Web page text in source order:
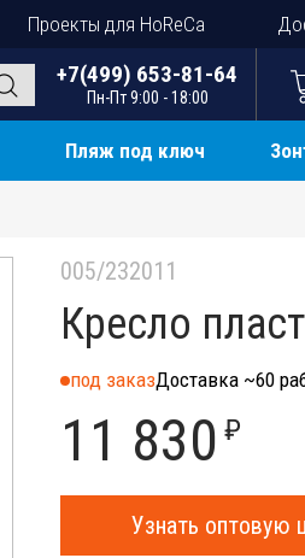
Проекты для HoReCa
+7(499) 653-81-64
Пн-Пт 9:00 - 18:00
Пляж под ключ
005/232011
Кресло
под заказДоставка ~60
11 830 ₽
Узнать оптовую